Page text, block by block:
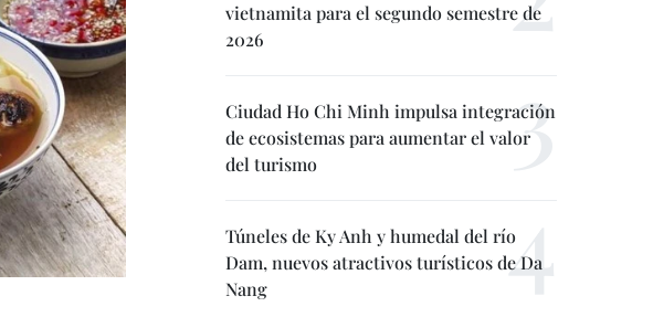
vietnamita para el segundo semestre de
2026
Ciudad Ho Chi Minh impulsa integración
de ecosistemas para aumentar el valor
del turismo
Túneles de Ky Anh y humedal del río
Dam, nuevos atractivos turísticos de Da
Nang